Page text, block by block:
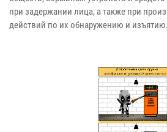
при задержании лица, а также при
действий по их обнаружению и изъятию.